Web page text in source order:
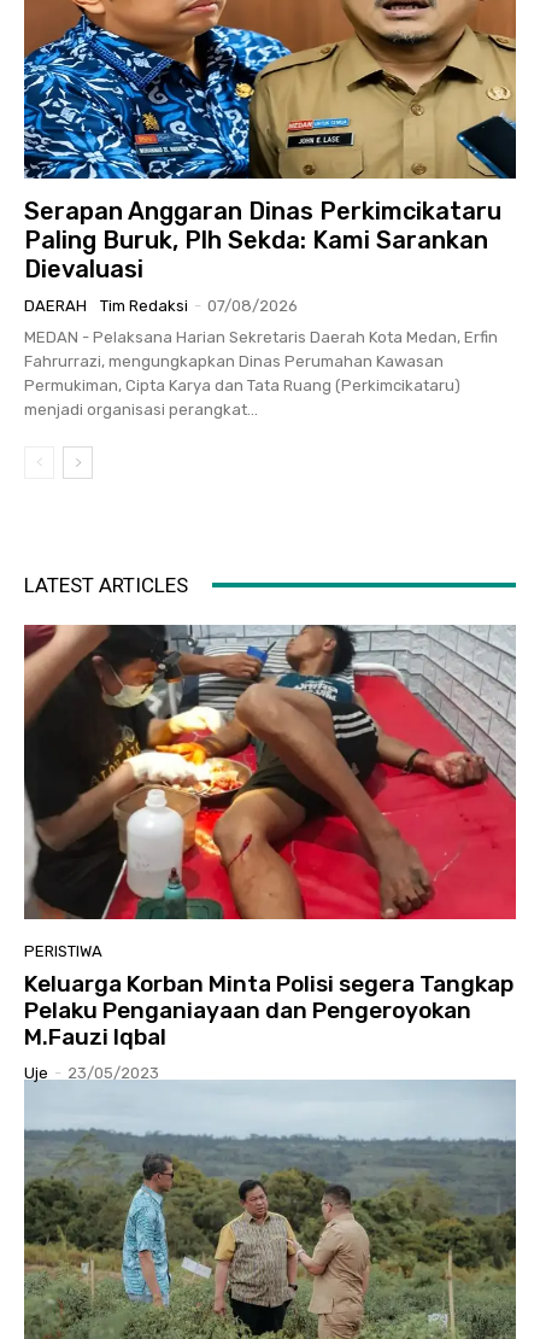
Serapan Anggaran Dinas Perkimcikataru
Paling Buruk, Plh Sekda: Kami Sarankan
Dievaluasi
DAERAH Tim Redaksi - 07/08/2026
MEDAN - Pelaksana Harian Sekretaris Daerah Kota Medan, Erfin
Fahrurrazi, mengungkapkan Dinas Perumahan Kawasan
Permukiman, Cipta Karya dan Tata Ruang (Perkimcikataru)
menjadi organisasi perangkat...
LATEST ARTICLES
PERISTIWA
Keluarga Korban Minta Polisi segera Tangkap
Pelaku Penganiayaan dan Pengeroyokan
M.Fauzi Iqbal
Uje - 23/05/2023